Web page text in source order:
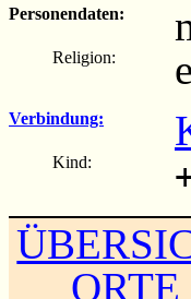
Personendaten:
Religion:
Verbindung:
Kind:
ORTE